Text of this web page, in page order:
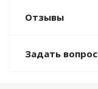
Отзывы
Задать вопрос